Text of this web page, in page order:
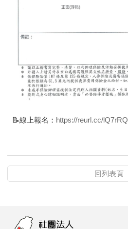
📝線上報名： https://reurl.cc/lQ7rRQ
回列表頁